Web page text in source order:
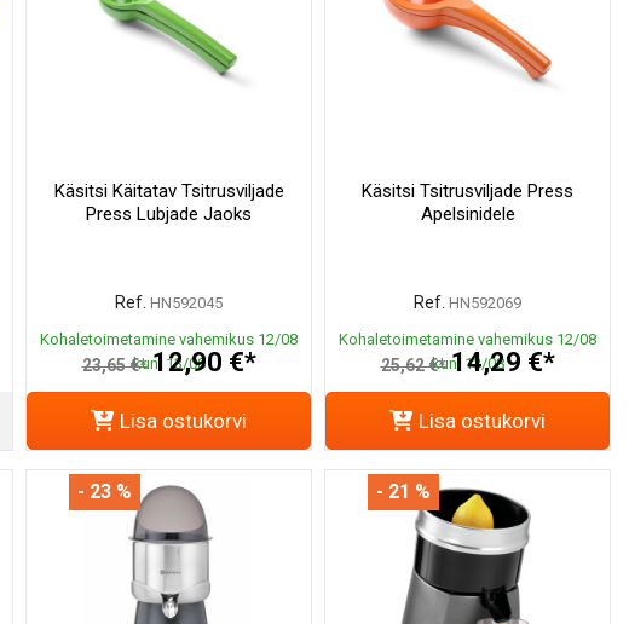
Käsitsi Käitatav Tsitrusviljade
Press Lubjade Jaoks
Ref. HN592045
Kohaletoimetamine vahemikus 12/08
kuni 13/08
23,65 €* 12,90 €*
Lisa ostukorvi
Käsitsi Tsitrusviljade Press
Apelsinidele
Ref. HN592069
Kohaletoimetamine vahemikus 12/08
kuni 13/08
25,62 €* 14,29 €*
Lisa ostukorvi
- 23 % - 21 %